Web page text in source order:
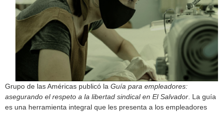
Grupo de las Américas publicó la Guía para empleadores:
asegurando el respeto a la libertad sindical en El Salvador . La guía
es una herramienta integral que les presenta a los empleadores